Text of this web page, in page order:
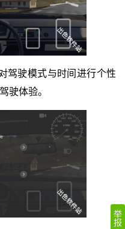
驾驶模式与时间进行个性
驶体验。
举
报